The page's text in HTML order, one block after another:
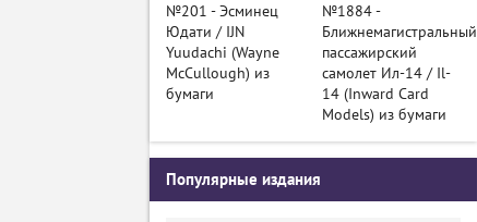
№201 - Эсминец
Юдати / IJN
Yuudachi (Wayne
McCullough) из
бумаги
№1884 -
Ближнемагистральный
пассажирский
самолет Ил-14 / Il-
14 (Inward Card
Models) из бумаги
Популярные издания